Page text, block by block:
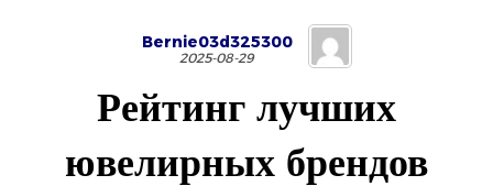
Bernie03d325300
2025-08-29
Рейтинг лучших
ювелирных брендов